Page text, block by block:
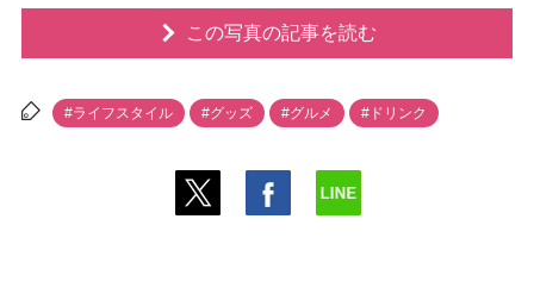
この写真の記事を読む
#ライフスタイル #グッズ #グルメ #ドリンク